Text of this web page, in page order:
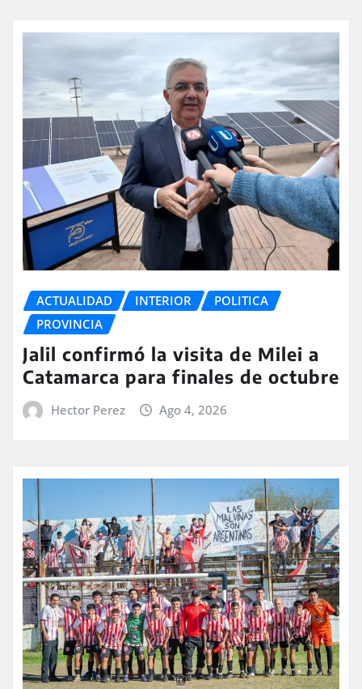
ACTUALIDAD INTERIOR
POLITICA
PROVINCIA
Jalil confirmó la visita de Milei a
Catamarca para finales de octubre
Hector Perez Ago 4, 2026